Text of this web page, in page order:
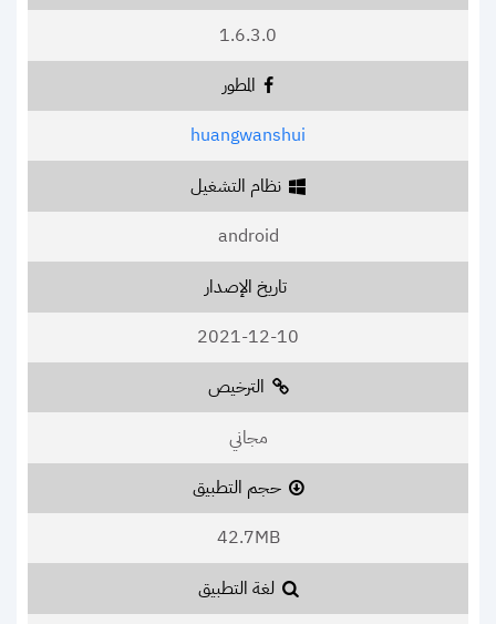
1.6.3.0
المطور
huangwanshui
نظام التشغيل
android
تاريخ الإصدار
2021-12-10
الترخيص
مجاني
حجم التطبيق
42.7MB
لغة التطبيق